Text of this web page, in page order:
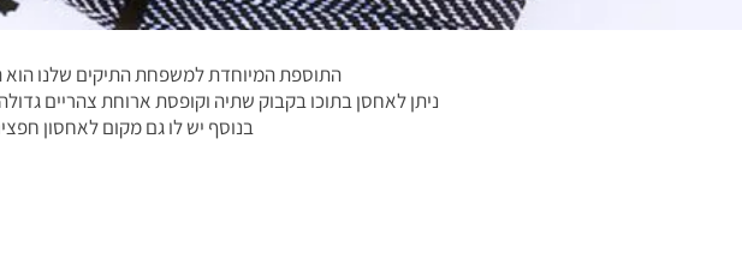
התוספת המיוחדת למשפחת התיקים שלנו הוא
ניתן לאחסן בתוכו בקבוק שתיה וקופסת ארוחת צהריים
בנוסף יש לו גם מקום לאחסון